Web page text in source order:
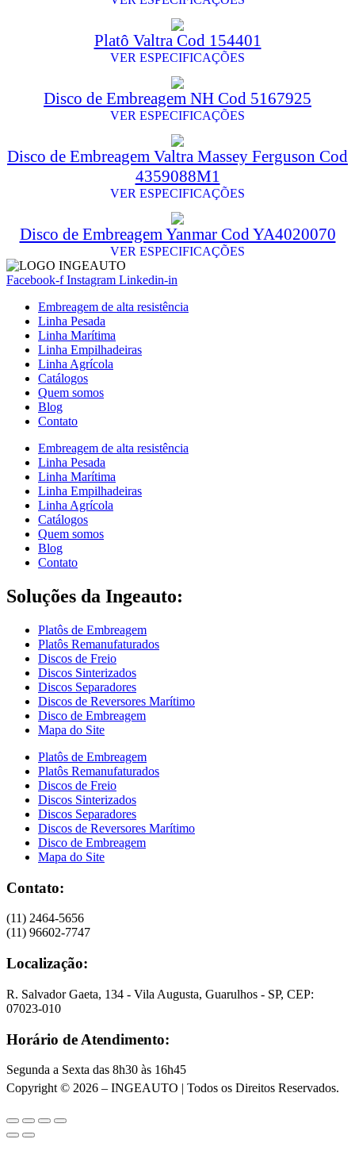
Platô Valtra Cod 154401
VER ESPECIFICAÇÕES
Disco de Embreagem NH Cod 5167925
VER ESPECIFICAÇÕES
Disco de Embreagem Valtra Massey Ferguson Cod
4359088M1
VER ESPECIFICAÇÕES
Disco de Embreagem Yanmar Cod YA4020070
VER ESPECIFICAÇÕES
Facebook-f Instagram Linkedin-in
Embreagem de alta resistência
Linha Pesada
Linha Marítima
Linha Empilhadeiras
Linha Agrícola
Catálogos
Quem somos
Blog
Contato
Embreagem de alta resistência
Linha Pesada
Linha Marítima
Linha Empilhadeiras
Linha Agrícola
Catálogos
Quem somos
Blog
Contato
Soluções da Ingeauto:
Platôs de Embreagem
Platôs Remanufaturados
Discos de Freio
Discos Sinterizados
Discos Separadores
Discos de Reversores Marítimo
Disco de Embreagem
Mapa do Site
Platôs de Embreagem
Platôs Remanufaturados
Discos de Freio
Discos Sinterizados
Discos Separadores
Discos de Reversores Marítimo
Disco de Embreagem
Mapa do Site
Contato:
(11) 2464-5656
(11) 96602-7747
Localização:
R. Salvador Gaeta, 134 - Vila Augusta, Guarulhos - SP, CEP:
07023-010
Horário de Atendimento:
Segunda a Sexta das 8h30 às 16h45
Copyright © 2026 – INGEAUTO | Todos os Direitos Reservados.